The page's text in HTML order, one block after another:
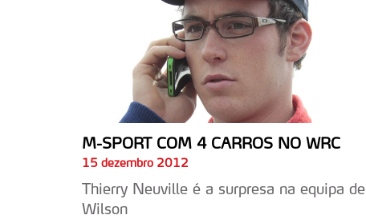
M-SPORT COM 4 CARROS NO WRC
15 dezembro 2012
Thierry Neuville é a surpresa na equipa de
Wilson